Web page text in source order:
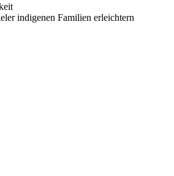
indigenen Familien erleichtern